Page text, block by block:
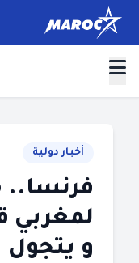
أخبار دولية
لمغربي
و يتجول